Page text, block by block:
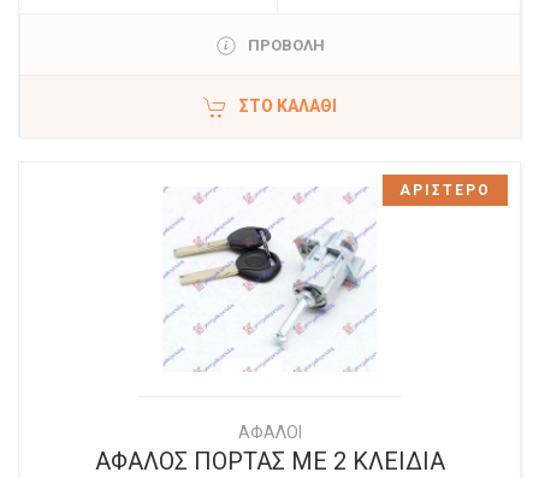
ΠΡΟΒΟΛΗ
ΣΤΟ ΚΑΛΆΘΙ
ΑΦΑΛΟΙ
ΑΦΑΛΟΣ ΠΟΡΤΑΣ ΜΕ 2 ΚΛΕΙΔΙΑ
ΑΡΙΣΤΕΡΟ